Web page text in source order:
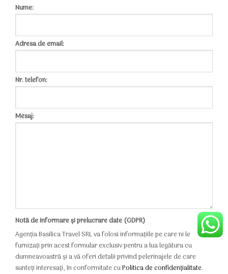
Nume:
Adresa de email:
Nr. telefon:
Mesaj:
Notă de informare și prelucrare date (GDPR)
Agenția Basilica Travel SRL va folosi informațiile pe care ni le
furnizați prin acest formular exclusiv pentru a lua legătura cu
dumneavoastră și a vă oferi detalii privind pelerinajele de care
sunteți interesați, în conformitate cuPolitica de confidențialitate.